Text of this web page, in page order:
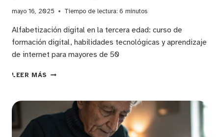
mayo 16, 2025 Tiempo de lectura: 6 minutos
Alfabetización digital en la tercera edad: curso de
formación digital, habilidades tecnológicas y aprendizaje
de internet para mayores de 50
LEER MÁS CAPACITACIÓN
ADULTOS
MAYORES:
HERRAMIENTAS